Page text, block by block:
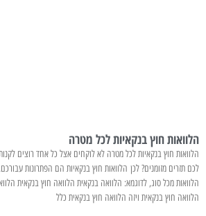
הלוואות חוץ בנקאיות לכל מטרה
הלוואות חוץ בנקאיות לכל מטרה לא לוקחים אצל כל אחד רוצים
לכם תזרים מזומנים? לכן הלוואות חוץ בנקאיות הם הפתרונות
הלוואות מכל סוג, לדוגמא: הלוואה בנקאית הלוואה חוץ בנקאית
הלוואה חוץ בנקאית ויזה הלוואה חוץ בנקאית כלל